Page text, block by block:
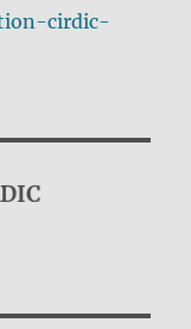
cirdic-